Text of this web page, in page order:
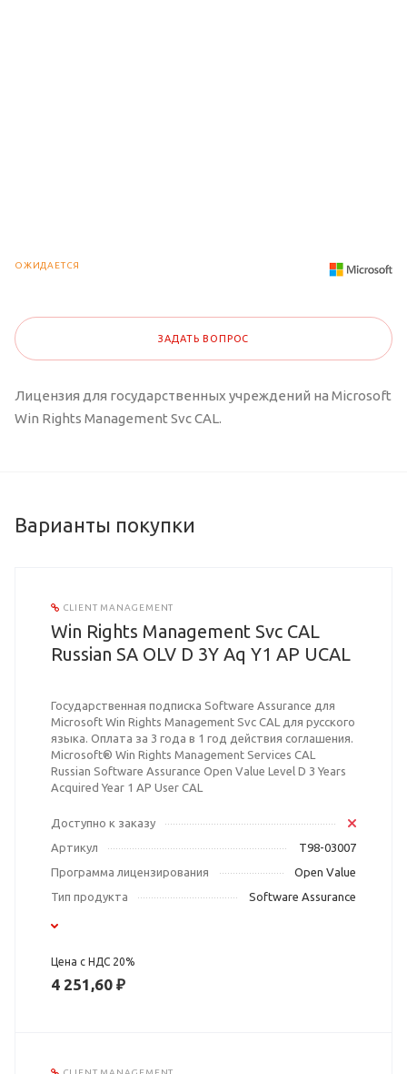
ОЖИДАЕТСЯ
ЗАДАТЬ ВОПРОС
Лицензия для государственных учреждений на Microsoft
Win Rights Management Svc CAL.
Варианты покупки
CLIENT MANAGEMENT
Win Rights Management Svc CAL
Russian SA OLV D 3Y Aq Y1 AP UCAL
Государственная подписка Software Assurance для
Microsoft Win Rights Management Svc CAL для русского
языка. Оплата за 3 года в 1 год действия соглашения.
Microsoft® Win Rights Management Services CAL
Russian Software Assurance Open Value Level D 3 Years
Acquired Year 1 AP User CAL
Доступно к заказу
Артикул
T98-03007
Программа лицензирования
Open Value
Тип продукта
Software Assurance
Цена с НДС 20%
4 251,60 ₽